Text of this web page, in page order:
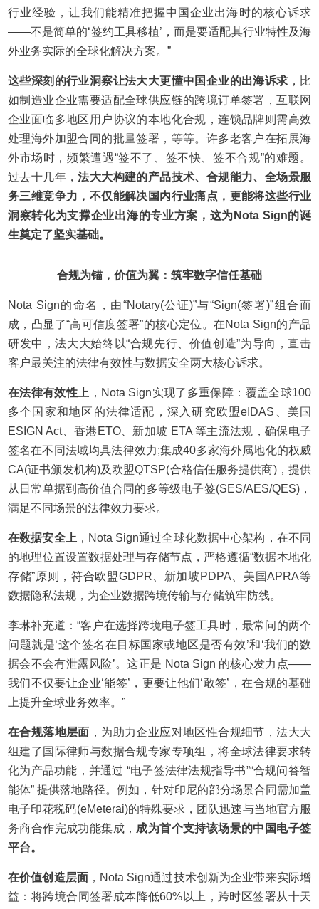
行业经验，让我们能精准把握中国企业出海时的核心诉求
——不是简单的‘签约工具移植’，而是要适配其行业特性及海
外业务实际的全球化解决方案。”
这些深刻的行业洞察让法大大更懂中国企业的出海诉求 ，比
如制造业企业需要适配全球供应链的跨境订单签署，互联网
企业面临多地区用户协议的本地化合规，连锁品牌则需高效
处理海外加盟合同的批量签署，等等。许多老客户在拓展海
外市场时，频繁遭遇“签不了、签不快、签不合规”的难题。
过去十几年，法大大构建的产品技术、合规能力、全场景服
务三维竞争力，不仅能解决国内行业痛点，更能将这些行业
洞察转化为支撑企业出海的专业方案，这为Nota Sign的诞
生奠定了坚实基础。
合规为锚，价值为翼：筑牢数字信任基础
Nota Sign的命名，由“Notary(公证)”与“Sign(签署)”组合而
成，凸显了“高可信度签署”的核心定位。在Nota Sign的产品
研发中，法大大始终以“合规先行、价值创造”为导向，直击
客户最关注的法律有效性与数据安全两大核心诉求。
在法律有效性上 ，Nota Sign实现了多重保障：覆盖全球100
多个国家和地区的法律适配，深入研究欧盟eIDAS、美国
ESIGN Act、香港ETO、新加坡 ETA 等主流法规，确保电子
签名在不同法域均具法律效力;集成40多家海外属地化的权威
CA(证书颁发机构)及欧盟QTSP(合格信任服务提供商)，提供
从日常单据到高价值合同的多等级电子签(SES/AES/QES)，
满足不同场景的法律效力要求。
在数据安全上 ，Nota Sign通过全球化数据中心架构，在不同
的地理位置设置数据处理与存储节点，严格遵循“数据本地化
存储”原则，符合欧盟GDPR、新加坡PDPA、美国APRA等
数据隐私法规，为企业数据跨境传输与存储筑牢防线。
李琳补充道：“客户在选择跨境电子签工具时，最常问的两个
问题就是‘这个签名在目标国家或地区是否有效’和‘我们的数
据会不会有泄露风险’。这正是 Nota Sign 的核心发力点——
我们不仅要让企业‘能签’，更要让他们‘敢签’，在合规的基础
上提升全球业务效率。”
在合规落地层面 ，为助力企业应对地区性合规细节，法大大
组建了国际律师与数据合规专家专项组，将全球法律要求转
化为产品功能，并通过 “电子签法律法规指导书”“合规问答智
能体” 提供落地路径。例如，针对印尼的部分场景合同需加盖
电子印花税码(eMeterai)的特殊要求，团队迅速与当地官方服
务商合作完成功能集成， 成为首个支持该场景的中国电子签
平台。
在价值创造层面，Nota Sign通过技术创新为企业带来实际增
益：将跨境合同签署成本降低60%以上，跨时区签署从十天